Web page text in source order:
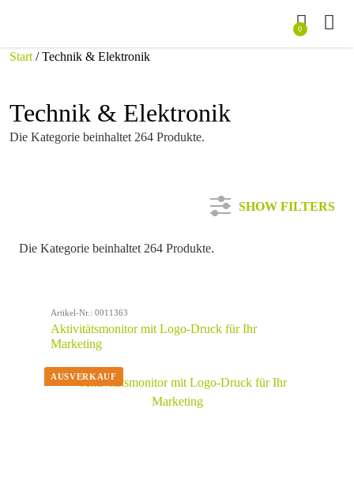
0
Start / Technik & Elektronik
Technik & Elektronik
Die Kategorie beinhaltet 264 Produkte.
SHOW FILTERS
Farbe
Werbeanbringung
Die Kategorie beinhaltet 264 Produkte.
Artikel-Nr.: 0011363
Aktivitätsmonitor mit Logo-Druck für Ihr
Marketing